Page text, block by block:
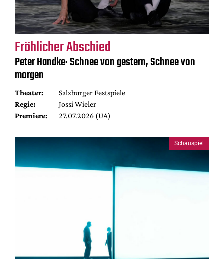
Fröhlicher Abschied
Peter Handke: Schnee von gestern, Schnee von
morgen
Theater:
Salzburger Festspiele
Regie:
Jossi Wieler
Premiere:
27.07.2026 (UA)
Schauspiel